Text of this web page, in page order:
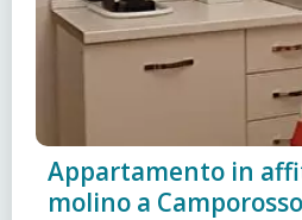
Appartamento in
molino a Camporosso